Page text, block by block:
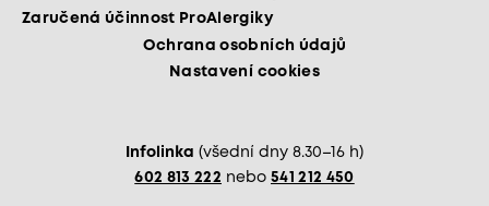
Zaručená účinnost ProAlergiky
Ochrana osobních údajů
Nastavení cookies
Infolinka (všední dny 8.30–16 h)
602 813 222 nebo 541 212 450